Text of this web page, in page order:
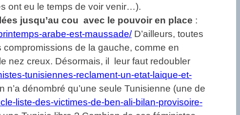
ont eu le temps de voir venir…).
jusqu’au cou avec le pouvoir en place :
arabe-est-maussade/D’ailleurs, toutes
de la gauche, comme en
nez creux. Désormais, il leur faut redoubler
tunisiennes-reclament-un-etat-laique-et-
dénombré qu’une seule Tunisienne (une de
liste-des-victimes-de-ben-ali-bilan-provisoire-